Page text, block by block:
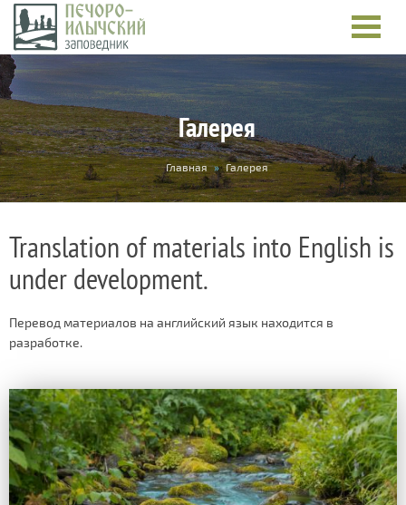
Галерея
You
are
here
Главная » Галерея
Translation of materials into English is
under development.
Перевод материалов на английский язык находится в
разработке.